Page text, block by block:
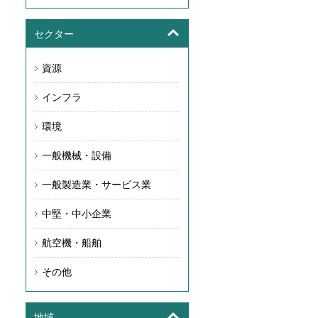
セクター
資源
インフラ
環境
一般機械・設備
一般製造業・サービス業
中堅・中小企業
航空機・船舶
その他